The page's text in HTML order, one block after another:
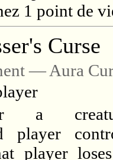
1 point de
Curse
— Aura
a
player
player